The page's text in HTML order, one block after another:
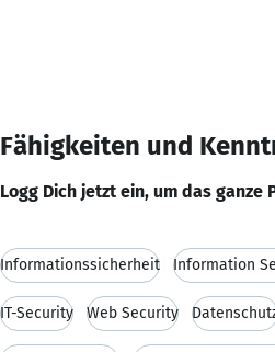
Fähigkeiten und
Logg Dich jetzt ein, um das ganze
Informationssicherheit Information
IT-Security Web Security